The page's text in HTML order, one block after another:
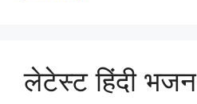
लेटेस्ट हिंदी भजन